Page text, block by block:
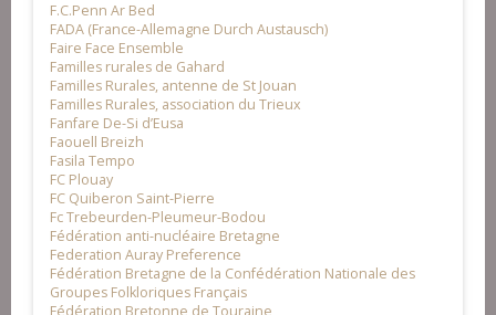
F.C.Penn Ar Bed
FADA (France-Allemagne Durch Austausch)
Faire Face Ensemble
Familles rurales de Gahard
Familles Rurales, antenne de St Jouan
Familles Rurales, association du Trieux
Fanfare De-Si d’Eusa
Faouell Breizh
Fasila Tempo
FC Plouay
FC Quiberon Saint-Pierre
Fc Trebeurden-Pleumeur-Bodou
Fédération anti-nucléaire Bretagne
Federation Auray Preference
Fédération Bretagne de la Confédération Nationale des
Groupes Folkloriques Français